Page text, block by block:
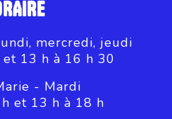
mercredi, jeudi
13 h à 16 h 30
- Mardi
et 13 h à 18 h